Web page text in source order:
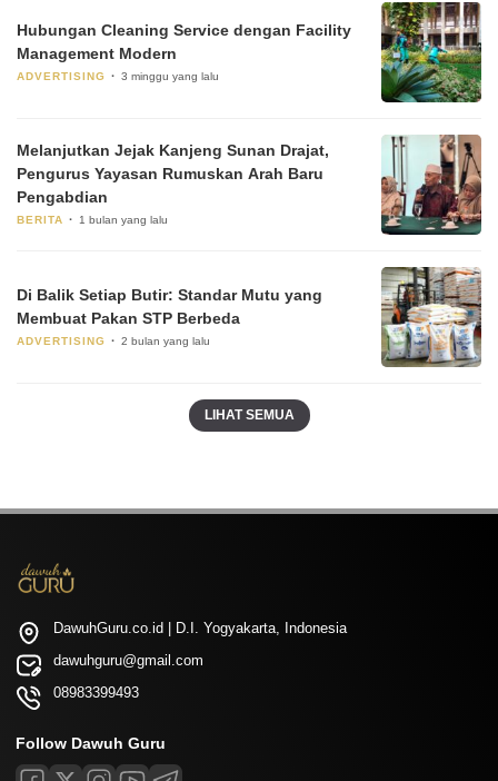
Hubungan Cleaning Service dengan Facility
Management Modern
ADVERTISING 3 minggu yang lalu
Melanjutkan Jejak Kanjeng Sunan Drajat,
Pengurus Yayasan Rumuskan Arah Baru
Pengabdian
BERITA 1 bulan yang lalu
Di Balik Setiap Butir: Standar Mutu yang
Membuat Pakan STP Berbeda
ADVERTISING 2 bulan yang lalu
LIHAT SEMUA
DawuhGuru.co.id | D.I. Yogyakarta, Indonesia
dawuhguru@gmail.com
08983399493
Follow Dawuh Guru